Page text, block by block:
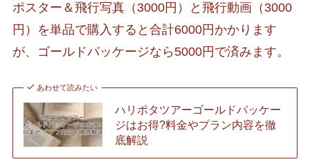
ポスター＆飛行写真（3000円）と飛行動画（3000
円）を単品で購入すると合計6000円かかります
が、ゴールドパッケージなら5000円で済みます。
あわせて読みたい
ハリポタツアーゴールドパッケー
ジはお得?料金やプラン内容を徹
底解説